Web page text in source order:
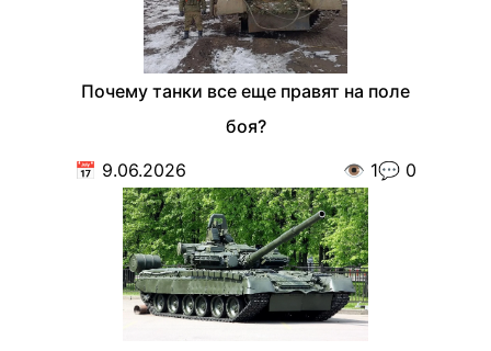
Почему танки все еще правят на поле
боя?
📅 9.06.2026 👁️ 1💬 0